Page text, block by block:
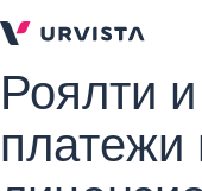
Роялти
платежи